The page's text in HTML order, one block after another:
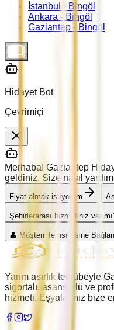
İstanbul - Bingöl
Ankara - Bingöl
Gaziantep - Bingöl
Hidayet Bot
Çevrimiçi
Merhaba! Gaziantep
geldiniz. Size nasıl
Fiyat almak istiyorum
Şehirlerarası hizmetiniz var
👤 Müşteri Temsilcisine Bağlan
Yarım asırlık tecrübeyle
sigortalı, asansörlü ve
hizmeti. Eşyalarınız bize